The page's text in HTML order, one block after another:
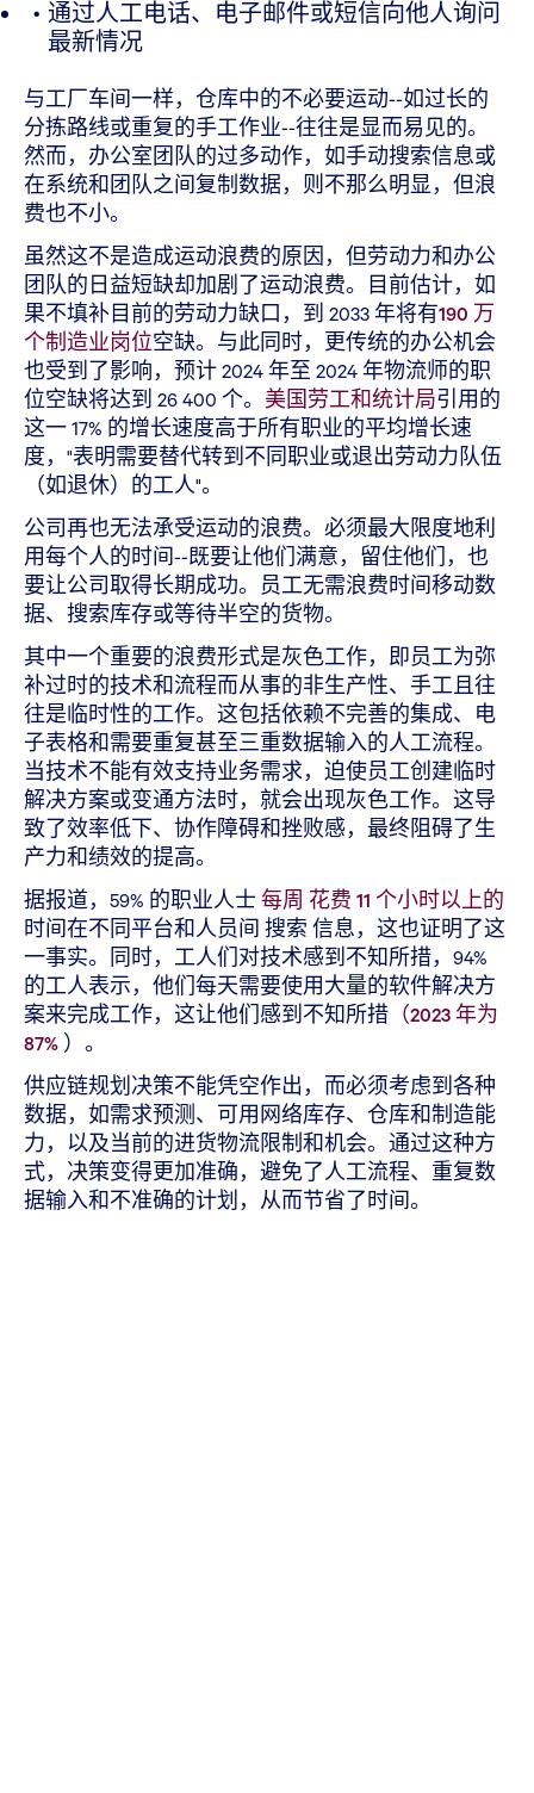
通过人工电话、电子邮件或短信向他人询问
最新情况
与工厂车间一样，仓库中的不必要运动--如过长的
分拣路线或重复的手工作业--往往是显而易见的。
然而，办公室团队的过多动作，如手动搜索信息或
在系统和团队之间复制数据，则不那么明显，但浪
费也不小。
虽然这不是造成运动浪费的原因，但劳动力和办公
团队的日益短缺却加剧了运动浪费。目前估计，如
果不填补目前的劳动力缺口，到 2033 年将有190 万
个制造业岗位空缺。与此同时，更传统的办公机会
也受到了影响，预计 2024 年至 2024 年物流师的职
位空缺将达到 26 400 个。 美国劳工和统计局引用的
这一 17% 的增长速度高于所有职业的平均增长速
度，"表明需要替代转到不同职业或退出劳动力队伍
（如退休）的工人"。
公司再也无法承受运动的浪费。必须最大限度地利
用每个人的时间--既要让他们满意，留住他们，也
要让公司取得长期成功。员工无需浪费时间移动数
据、搜索库存或等待半空的货物。
其中一个重要的浪费形式是灰色工作，即员工为弥
补过时的技术和流程而从事的非生产性、手工且往
往是临时性的工作。这包括依赖不完善的集成、电
子表格和需要重复甚至三重数据输入的人工流程。
当技术不能有效支持业务需求，迫使员工创建临时
解决方案或变通方法时，就会出现灰色工作。这导
致了效率低下、协作障碍和挫败感，最终阻碍了生
产力和绩效的提高。
据报道，59% 的职业人士 每周 花费 11 个小时以上的
时间在不同平台和人员间 搜索 信息，这也证明了这
一事实。同时，工人们对技术感到不知所措，94%
的工人表示，他们每天需要使用大量的软件解决方
案来完成工作，这让他们感到不知所措 （2023 年为
87% ）。
供应链规划决策不能凭空作出，而必须考虑到各种
数据，如需求预测、可用网络库存、仓库和制造能
力，以及当前的进货物流限制和机会。通过这种方
式，决策变得更加准确，避免了人工流程、重复数
据输入和不准确的计划，从而节省了时间。